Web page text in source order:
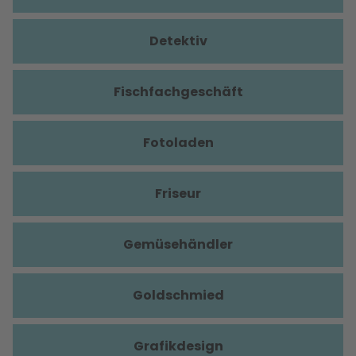
Detektiv
Fischfachgeschäft
Fotoladen
Friseur
Gemüsehändler
Goldschmied
Grafikdesign